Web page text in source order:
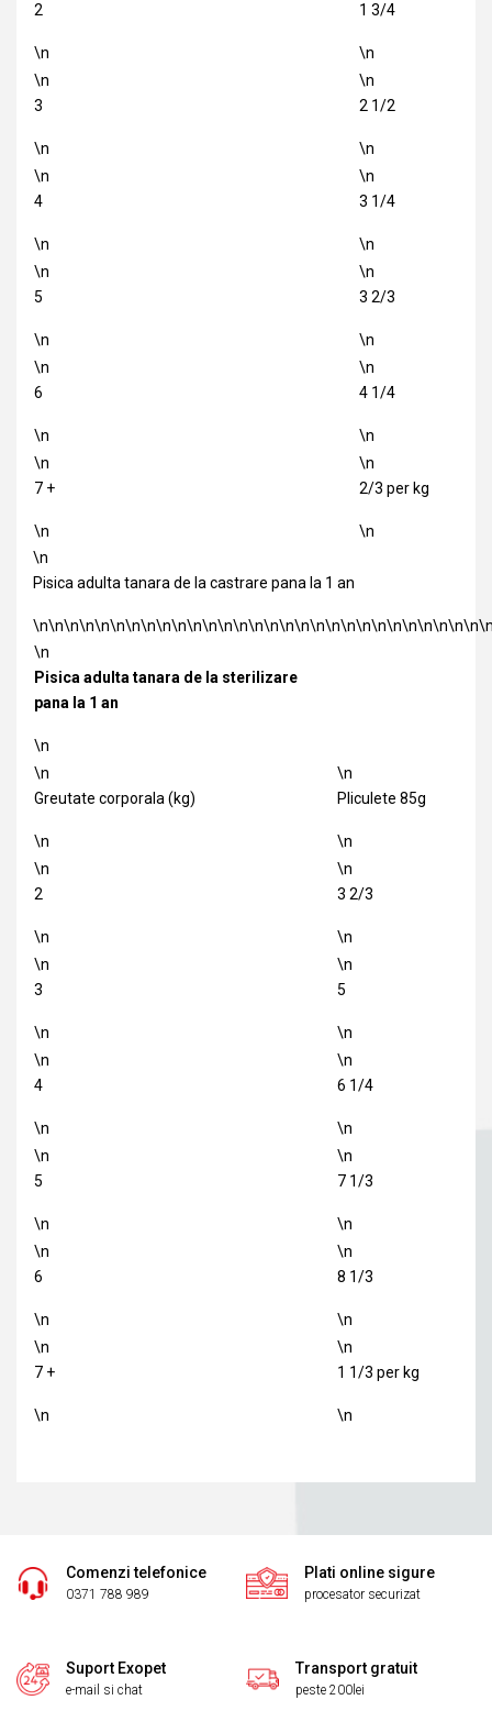
2
\n
1 3/4
\n
\n
3
\n
\n
2 1/2
\n
\n
4
\n
\n
3 1/4
\n
\n
5
\n
\n
3 2/3
\n
\n
6
\n
\n
4 1/4
\n
\n
7 +
\n
\n
2/3 per kg
\n
\n
Pisica adulta tanara de la castrare pana la 1 an
\n
Pisica adulta tanara de la sterilizare
pana la 1 an
\n
\n
Greutate corporala (kg)
\n
\n
Pliculete 85g
\n
\n
2
\n
\n
3 2/3
\n
\n
3
\n
\n
5
\n
\n
4
\n
\n
6 1/4
\n
\n
5
\n
\n
7 1/3
\n
\n
6
\n
\n
8 1/3
\n
\n
7 +
\n
\n
1 1/3 per kg
\n
Comenzi telefonice
0371 788 989
Plati online sigure
procesator securizat
Suport Exopet
e-mail si chat
Transport gratuit
peste 200lei